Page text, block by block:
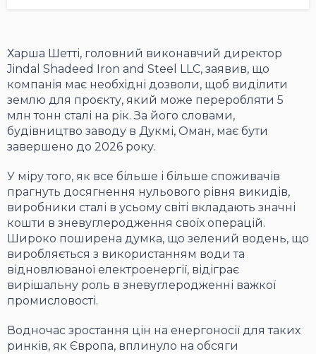
Харша Шетті, головний виконавчий директор
Jindal Shadeed Iron and Steel LLC, заявив, що
компанія має необхідні дозволи, щоб виділити
землю для проєкту, який може переробляти 5
млн тонн сталі на рік. За його словами,
будівництво заводу в Дукмі, Оман, має бути
завершено до 2026 року.
У міру того, як все більше і більше споживачів
прагнуть досягнення нульового рівня викидів,
виробники сталі в усьому світі вкладають значні
кошти в зневуглеродження своїх операцій.
Широко поширена думка, що зелений водень, що
виробляється з використанням води та
відновлюваної електроенергії, відіграє
вирішальну роль в зневуглеродженні важкої
промисловості.
Водночас зростання цін на енергоносії для таких
ринків, як Європа, вплинуло на обсяги